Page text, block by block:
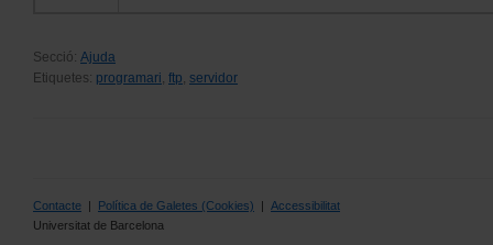
Secció: Ajuda
Etiquetes: programari, ftp, servidor
Contacte | Política de Galetes (Cookies) | Accessibilitat
Universitat de Barcelona